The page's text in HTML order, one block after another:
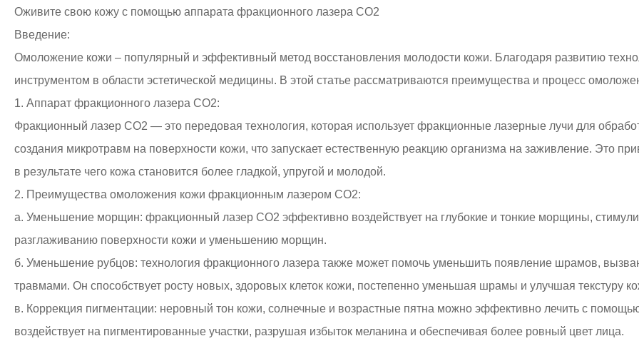
Оживите свою кожу с помощью аппарата фракционного лазера CO2
Введение:
Омоложение кожи – популярный и эффективный метод восстановления молодости кожи. Благодаря развитию
инструментом в области эстетической медицины. В этой статье рассматриваются преимущества и процесс
1. Аппарат фракционного лазера CO2:
Фракционный лазер CO2 — это передовая технология, которая использует фракционные лазерные лучи для
создания микротравм на поверхности кожи, что запускает естественную реакцию организма на заживление. Это
в результате чего кожа становится более гладкой, упругой и молодой.
2. Преимущества омоложения кожи фракционным лазером CO2:
а. Уменьшение морщин: фракционный лазер CO2 эффективно воздействует на глубокие и тонкие морщины,
разглаживанию поверхности кожи и уменьшению морщин.
б. Уменьшение рубцов: технология фракционного лазера также может помочь уменьшить появление шрамов,
травмами. Он способствует росту новых, здоровых клеток кожи, постепенно уменьшая шрамы и улучшая текстуру
в. Коррекция пигментации: неровный тон кожи, солнечные и возрастные пятна можно эффективно лечить с
воздействует на пигментированные участки, разрушая избыток меланина и обеспечивая более ровный цвет лица.